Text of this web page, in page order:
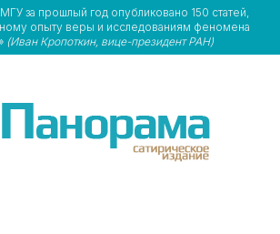
за прошлый год опубликовано 150 статей,
опыту веры и исследованиям феномена
(Иван Кропоткин, вице-президент РАН)